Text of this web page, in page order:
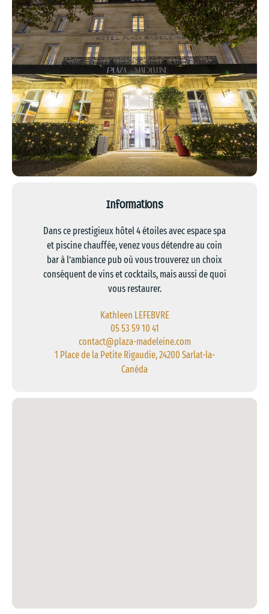
Informations
Dans ce prestigieux hôtel 4 étoiles avec espace spa
et piscine chauffée, venez vous détendre au coin
bar à l’ambiance pub où vous trouverez un choix
conséquent de vins et cocktails, mais aussi de quoi
vous restaurer.
Kathleen LEFEBVRE
05 53 59 10 41
contact@plaza-madeleine.com
1 Place de la Petite Rigaudie, 24200 Sarlat-la-
Canéda